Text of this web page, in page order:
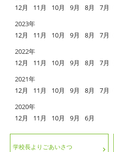
12月
11月 10月 9月 8月 7月
2023年
12月
11月 10月 9月 8月 7月
2022年
12月
11月 10月 9月 8月 7月
2021年
12月
11月 10月 9月 8月 7月
2020年
12月
11月 10月 9月 6月
学校長よりごあいさつ